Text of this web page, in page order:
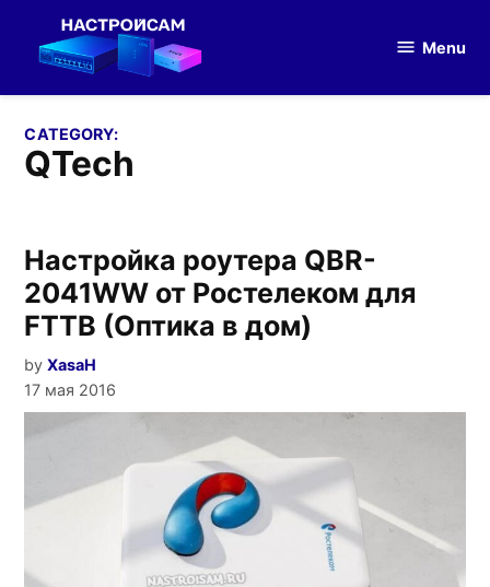
оборудования
Menu
CATEGORY:
QTech
Настройка роутера QBR-
2041WW от Ростелеком для
FTTB (Оптика в дом)
by XasaH
17 мая 2016